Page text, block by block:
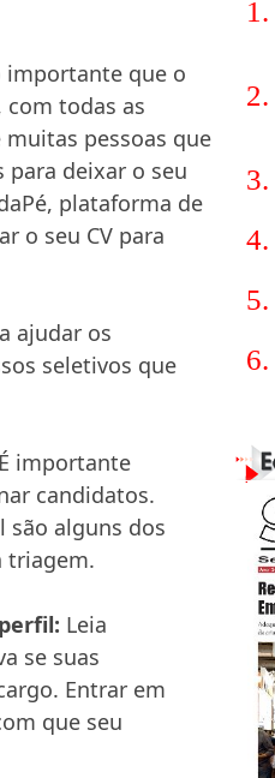
importante que o
todas as
pessoas que
deixar o seu
plataforma de
o seu CV para
ajudar os
seletivos que
É importante
candidatos.
são alguns dos
triagem.
Leia
se suas
Entrar em
que seu